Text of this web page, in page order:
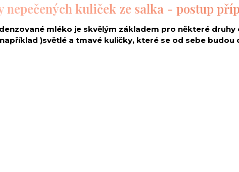
nepečených kuliček ze salka - postup
mléko je skvělým základem pro některé druhy
)světlé a tmavé kuličky, které se od sebe budou